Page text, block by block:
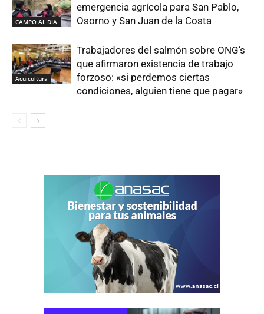
CAMPO AL DIA
emergencia agrícola para San Pablo,
Osorno y San Juan de la Costa
Acuicultura
Trabajadores del salmón sobre ONG’s
que afirmaron existencia de trabajo
forzoso: «si perdemos ciertas
condiciones, alguien tiene que pagar»